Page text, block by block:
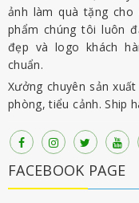
ảnh làm quà tặng cho
phẩm chúng tôi luôn
đẹp và logo khách
chuẩn.
Xưởng chuyên sản
phòng, tiểu cảnh. Ship
FACEBOOK PAGE